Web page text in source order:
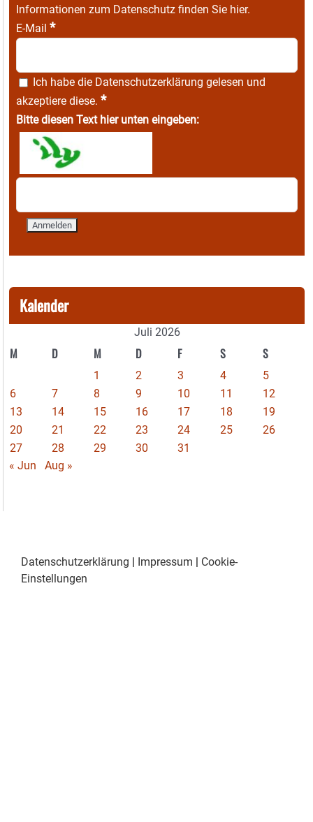
Informationen zum Datenschutz finden Sie hier.
E-Mail *
Ich habe die Datenschutzerklärung gelesen und
akzeptiere diese. *
Bitte diesen Text hier unten eingeben:
Kalender
Juli 2026
M D M D F S S
1 2 3 4
5
6
7 8 9 10 11
12
13
14 15 16 17 18
19
20
21 22 23 24 25
26
27
28 29 30
31
« Jun
Aug »
Datenschutzerklärung | Impressum | Cookie-
Einstellungen